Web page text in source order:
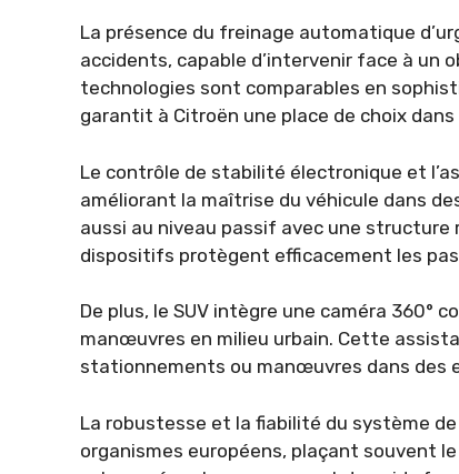
La présence du freinage automatique
accidents, capable d’intervenir face à un
technologies sont comparables en
garantit à Citroën une place de choix dans
Le contrôle de stabilité électronique et
améliorant la maîtrise du véhicule dans
aussi au niveau passif avec une
dispositifs protègent efficacement les
De plus, le SUV intègre une caméra 360°
manœuvres en milieu urbain. Cette
stationnements ou manœuvres dans des
La robustesse et la fiabilité du système
organismes européens, plaçant souvent